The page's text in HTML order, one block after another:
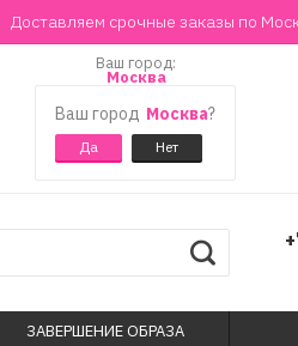
Доставляем срочные заказы по
Ваш город:
Москва
Ваш город Москва?
ЗАВЕРШЕНИЕ ОБРАЗА